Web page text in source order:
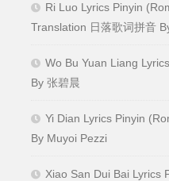
Ri Luo Lyrics Pinyin
Translation 日落歌词拼音
Wo Bu Yuan Liang
By 张碧晨
Yi Dian Lyrics Pinyin
By Muyoi Pezzi
Xiao San Dui Bai Lyrics